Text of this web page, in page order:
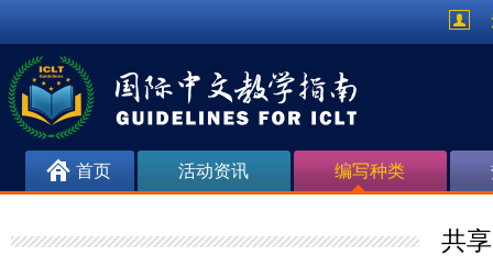
首页 活动资讯 编写种类
共